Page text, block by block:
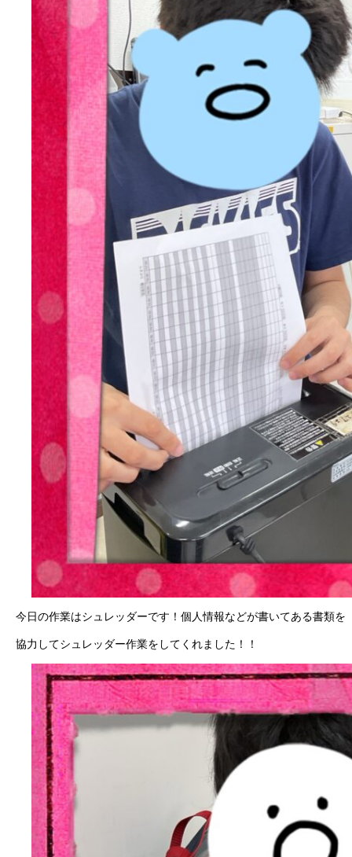
今日の作業はシュレッダーです！個人情報などが書いてある書類を
協力してシュレッダー作業をしてくれました！！